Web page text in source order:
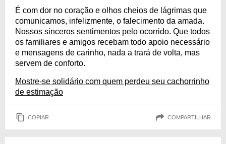
É com dor no coração e olhos cheios de lágrimas que
comunicamos, infelizmente, o falecimento da amada.
Nossos sinceros sentimentos pelo ocorrido. Que todos
os familiares e amigos recebam todo apoio necessário
e mensagens de carinho, nada a trará de volta, mas
servem de conforto.
Mostre-se solidário com quem perdeu seu cachorrinho
de estimação
COPIAR COMPARTILHAR